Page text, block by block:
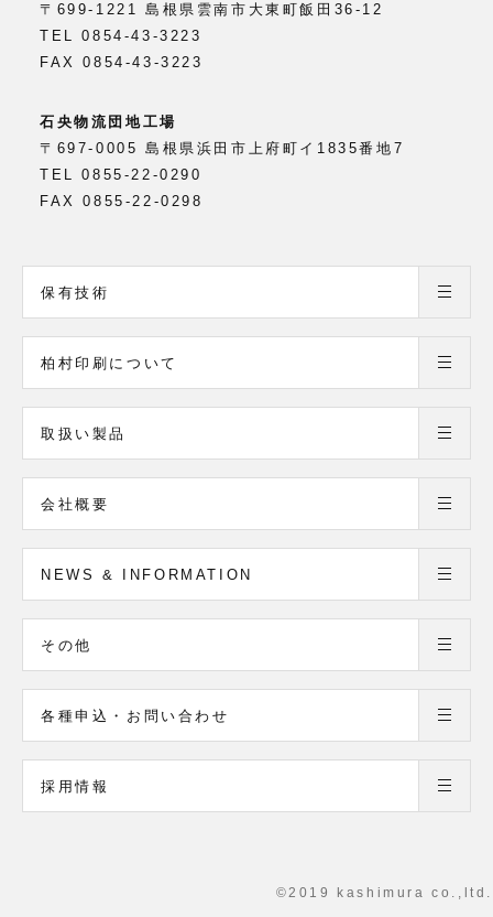
〒699-1221 島根県雲南市大東町飯田36-12
TEL 0854-43-3223
FAX 0854-43-3223
石央物流団地工場
〒697-0005 島根県浜田市上府町イ1835番地7
TEL 0855-22-0290
FAX 0855-22-0298
保有技術
柏村印刷について
取扱い製品
会社概要
NEWS & INFORMATION
その他
各種申込・お問い合わせ
採用情報
©2019 kashimura co.,ltd.